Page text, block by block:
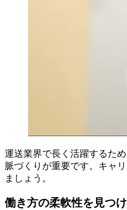
運送業界で長く活躍するた
脈づくりが重要です。キャ
ましょう。
働き方の柔軟性を見つ